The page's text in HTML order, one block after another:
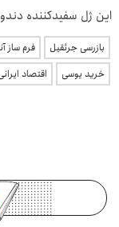
این ژل سفیدکننده
بازرسی جرثقیل فرم ساز
خرید یوسی
اقتصاد